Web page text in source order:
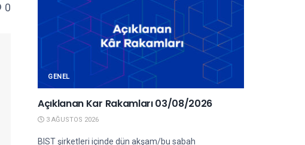
0
GENEL
Açıklanan Kar Rakamları 03/08/2026
3 AĞUSTOS 2026
BIST şirketleri içinde dün akşam/bu sabah